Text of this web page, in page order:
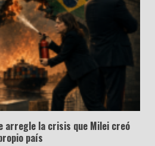
arregle la crisis que Milei creó
país